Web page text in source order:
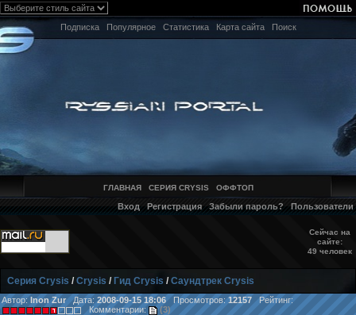
Подписка Популярное Статистика Карта сайта Поиск
ГЛАВНАЯ СЕРИЯ CRYSIS ОФФТОП
Вход Регистрация Забыли пароль? Пользователи
Сейчас на
сайте:
49 человек
Серия Crysis /Crysis / Гид Crysis /Саундтрек Crysis
Автор: Inon ZurДата: 2008-09-15 18:06Просмотров:12157 Рейтинг:
Комментарии:
(3)